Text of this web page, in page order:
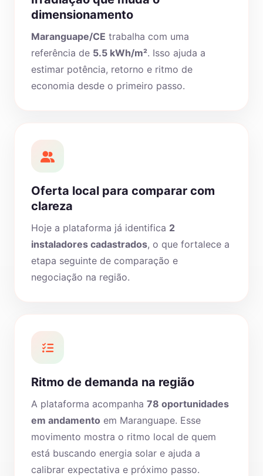
dimensionamento
Maranguape/CE trabalha com uma
referência de 5.5 kWh/m². Isso ajuda a
estimar potência, retorno e ritmo de
economia desde o primeiro passo.
Oferta local para comparar com
clareza
Hoje a plataforma já identifica 2
instaladores cadastrados, o que fortalece a
etapa seguinte de comparação e
negociação na região.
Ritmo de demanda na região
A plataforma acompanha 78 oportunidades
em andamento em Maranguape. Esse
movimento mostra o ritmo local de quem
está buscando energia solar e ajuda a
calibrar expectativa e próximo passo.